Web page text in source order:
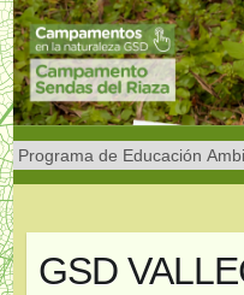
Saltar
al
contenido
GSD